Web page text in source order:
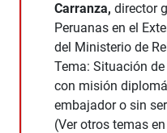
Carranza, director
Peruanas en el
del Ministerio de
Tema: Situación
con misión
embajador o sin
(Ver otros temas